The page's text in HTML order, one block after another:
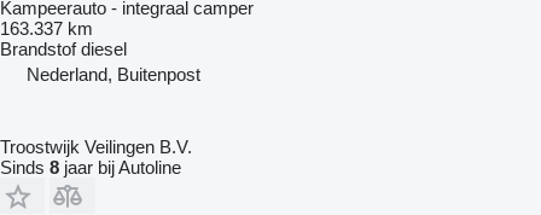
Kampeerauto - integraal camper
163.337 km
Brandstof diesel
Nederland, Buitenpost
Troostwijk Veilingen B.V.
Sinds 8 jaar bij Autoline